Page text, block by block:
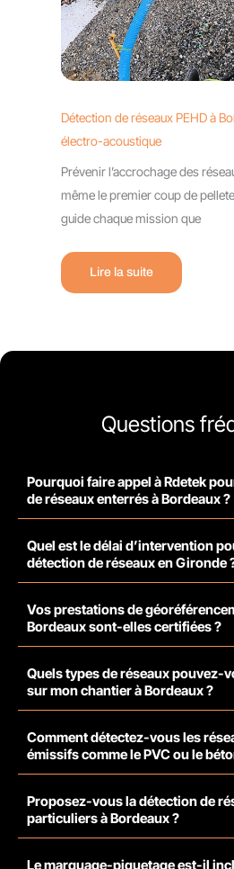
Détection de réseaux PEHD à
électro-acoustique
Prévenir l’accrochage des
même le premier coup de
guide chaque mission que
Lire la suite
Questions
Pourquoi faire appel à Rdetek
de réseaux enterrés à Bordeaux ?
Quel est le délai d’intervention
détection de réseaux en Gironde
Vos prestations de
Bordeaux sont-elles certifiées ?
Quels types de réseaux pouvez-
sur mon chantier à Bordeaux ?
Comment détectez-vous les
émissifs comme le PVC ou le
Proposez-vous la détection de
particuliers à Bordeaux ?
Le marquage-piquetage est-il